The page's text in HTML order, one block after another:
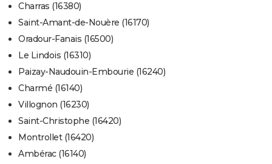
Charras (16380)
Saint-Amant-de-Nouère (16170)
Oradour-Fanais (16500)
Le Lindois (16310)
Paizay-Naudouin-Embourie (16240)
Charmé (16140)
Villognon (16230)
Saint-Christophe (16420)
Montrollet (16420)
Ambérac (16140)